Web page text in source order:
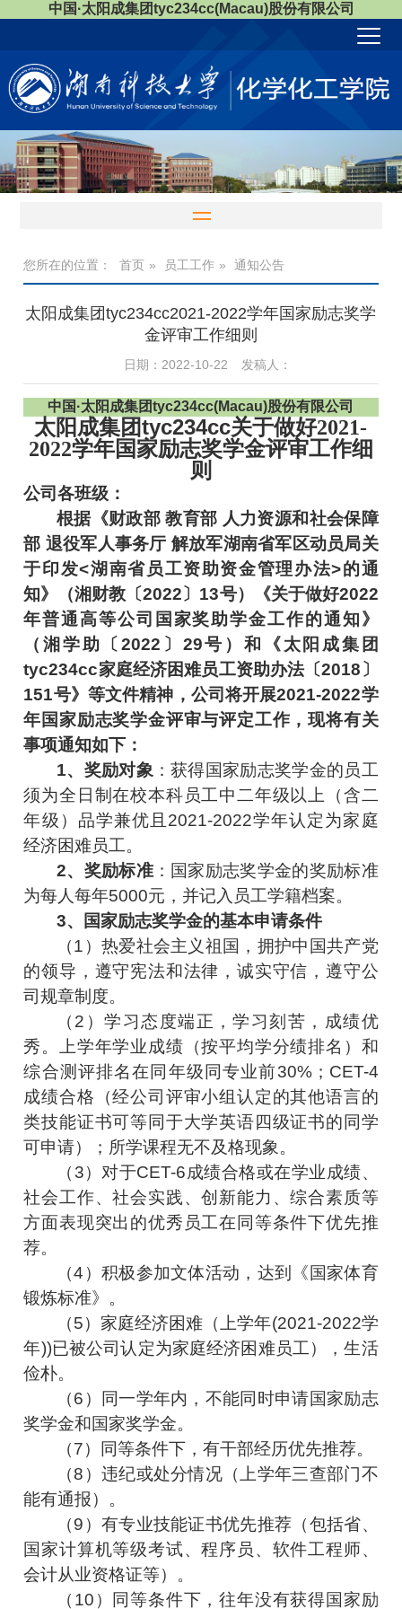
中国·太阳成集团tyc234cc(Macau)股份有限公司
您所在的位置： 首页 » 员工工作 » 通知公告
太阳成集团tyc234cc2021-2022学年国家励志奖学
金评审工作细则
日期：2022-10-22 发稿人：
中国·太阳成集团tyc234cc(Macau)股份有限公司
太阳成集团tyc234cc关于做好2021-
2022学年国家励志奖学金评审工作细
则
公司各班级：
根据《财政部 教育部 人力资源和社会保障
部 退役军人事务厅 解放军湖南省军区动员局关
于印发<湖南省员工资助资金管理办法>的通
知》（湘财教〔2022〕13号）《关于做好2022
年普通高等公司国家奖助学金工作的通知》
（湘学助〔2022〕29号）和《太阳成集团
tyc234cc家庭经济困难员工资助办法〔2018〕
151号》等文件精神，公司将开展2021-2022学
年国家励志奖学金评审与评定工作，现将有关
事项通知如下：
1、奖励对象 ：获得国家励志奖学金的员工
须为全日制在校本科员工中二年级以上（含二
年级）品学兼优且2021-2022学年认定为家庭
经济困难员工。
2、奖励标准：国家励志奖学金的奖励标准
为每人每年5000元，并记入员工学籍档案。
3、国家励志奖学金的基本申请条件
（1）热爱社会主义祖国，拥护中国共产党
的领导，遵守宪法和法律，诚实守信，遵守公
司规章制度。
（2）学习态度端正，学习刻苦，成绩优
秀。上学年学业成绩（按平均学分绩排名）和
综合测评排名在同年级同专业前30%；CET-4
成绩合格（经公司评审小组认定的其他语言的
类技能证书可等同于大学英语四级证书的同学
可申请）；所学课程无不及格现象。
（3）对于CET-6成绩合格或在学业成绩、
社会工作、社会实践、创新能力、综合素质等
方面表现突出的优秀员工在同等条件下优先推
荐。
（4）积极参加文体活动，达到《国家体育
锻炼标准》。
（5）家庭经济困难（上学年(2021-2022学
年))已被公司认定为家庭经济困难员工），生活
俭朴。
（6）同一学年内，不能同时申请国家励志
奖学金和国家奖学金。
（7）同等条件下，有干部经历优先推荐。
（8）违纪或处分情况（上学年三查部门不
能有通报）。
（9）有专业技能证书优先推荐（包括省、
国家计算机等级考试、程序员、软件工程师、
会计从业资格证等）。
（10）同等条件下，往年没有获得国家励